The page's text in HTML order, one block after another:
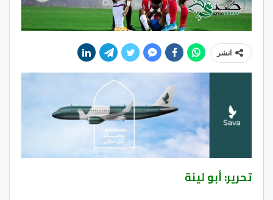
انشر
تحرير: أبو لينة